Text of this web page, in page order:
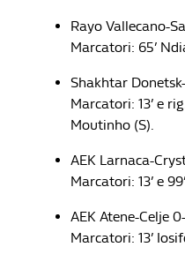
Rayo Vallecano-
Marcatori: 65’
Shakhtar
Marcatori: 13’ e
Moutinho (S).
AEK Larnaca-
Marcatori: 13’ e
AEK Atene-Celje
Marcatori: 13’